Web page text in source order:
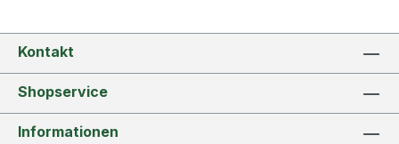
Kontakt
Shopservice
Informationen